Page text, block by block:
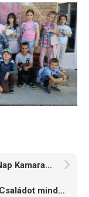
Sikeresen zárult az Örökbefogadó Nap Kamaraerdőben!
Még a cicáknak is jár egy álom – Családot minden árva budaörsi cicának!